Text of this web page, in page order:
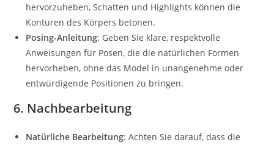
hervorzuheben, Schatten und Highlights können die
Konturen des Körpers betonen.
Posing-Anleitung: Geben Sie klare, respektvolle
Anweisungen für Posen, die die natürlichen Formen
hervorheben, ohne das Model in unangenehme oder
entwürdigende Positionen zu bringen.
6. Nachbearbeitung
Natürliche Bearbeitung: Achten Sie darauf, dass die